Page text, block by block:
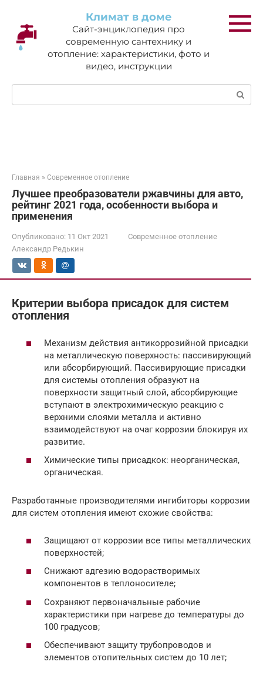
контенту
Климат в доме
Сайт-энциклопедия про
современную сантехнику и
отопление: характеристики, фото и
видео, инструкции
Поиск:
Главная » Современное отопление
Лучшее преобразователи ржавчины для авто,
рейтинг 2021 года, особенности выбора и
применения
Опубликовано: 11 Окт 2021
Современное отопление
Александр Редькин
Критерии выбора присадок для систем
отопления
Механизм действия антикоррозийной присадки
на металлическую поверхность: пассивирующий
или абсорбирующий. Пассивирующие присадки
для системы отопления образуют на
поверхности защитный слой, абсорбирующие
вступают в электрохимическую реакцию с
верхними слоями металла и активно
взаимодействуют на очаг коррозии блокируя их
развитие.
Химические типы присадкок: неорганическая,
органическая.
Разработанные производителями ингибиторы коррозии
для систем отопления имеют схожие свойства:
Защищают от коррозии все типы металлических
поверхностей;
Снижают адгезию водорастворимых
компонентов в теплоносителе;
Сохраняют первоначальные рабочие
характеристики при нагреве до температуры до
100 градусов;
Обеспечивают защиту трубопроводов и
элементов отопительных систем до 10 лет;